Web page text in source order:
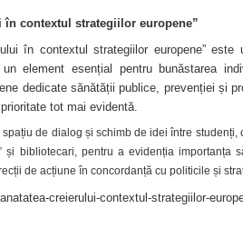
în contextul strategiilor europene”
în contextul strategiilor europene” este
element esențial pentru bunăstarea
dedicate sănătății publice, prevenției și
tot mai evidentă.
de dialog și schimb de idei între studenți,
și bibliotecari, pentru a evidenția importanța
de acțiune în concordanță cu politicile și
creierului-contextul-strategiilor-